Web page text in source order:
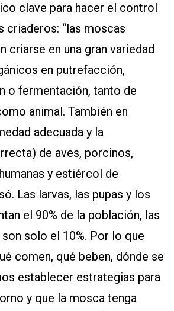
clave para hacer el control
criaderos: “las moscas
criarse en una gran variedad
en putrefacción,
o fermentación, tanto de
animal. También en
adecuada y la
de aves, porcinos,
y estiércol de
Las larvas, las pupas y los
el 90% de la población, las
solo el 10%. Por lo que
comen, qué beben, dónde se
establecer estrategias para
y que la mosca tenga